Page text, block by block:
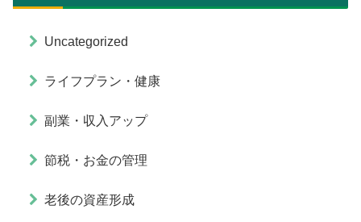
Uncategorized
ライフプラン・健康
副業・収入アップ
節税・お金の管理
老後の資産形成